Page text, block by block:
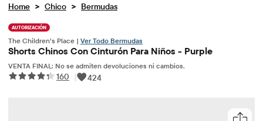
Home > Chico > Bermudas
AUTORIZACIÓN
The Children’s Place | Ver Todo Bermudas
Shorts Chinos Con Cinturón Para Niños - Purple
VENTA FINAL: No se admiten devoluciones ni cambios.
160 | 424